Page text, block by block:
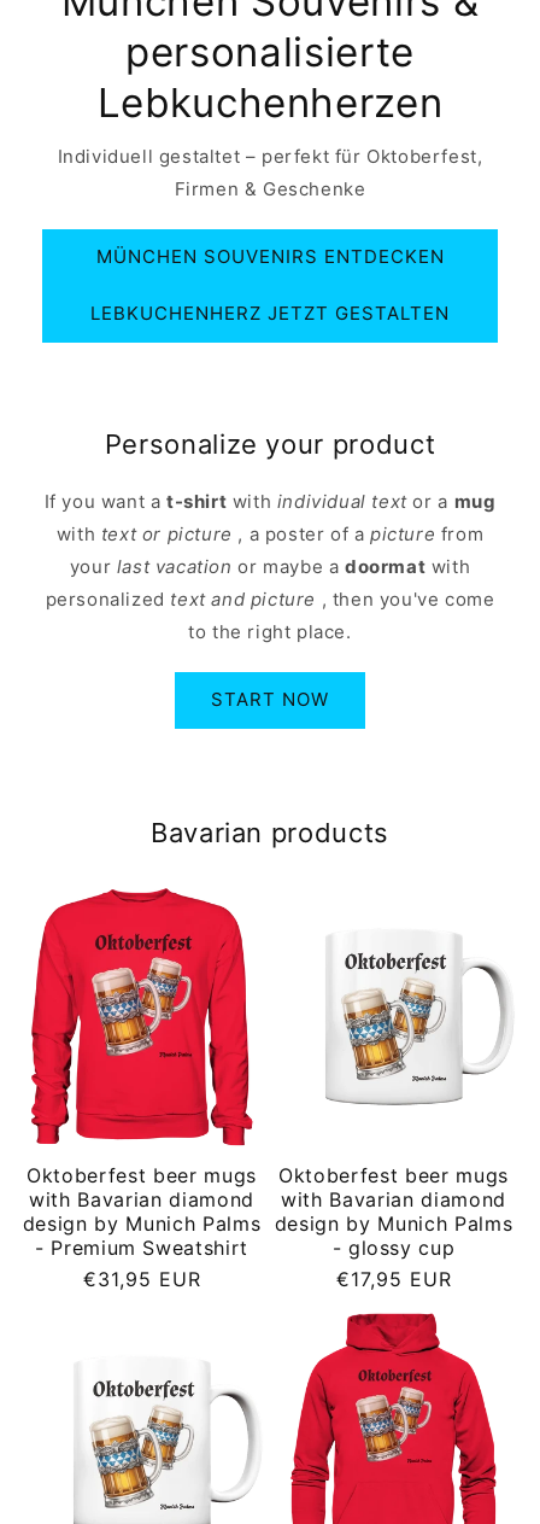
personalisierte
Lebkuchenherzen
Individuell gestaltet – perfekt für Oktoberfest,
Firmen & Geschenke
MÜNCHEN SOUVENIRS ENTDECKEN
LEBKUCHENHERZ JETZT GESTALTEN
Personalize your product
If you want at-shirt with individual textor a mug
with text or picture , a poster of a picture from
your last vacation or maybe a doormat with
personalized text and picture , then you've come
to the right place.
START NOW
Bavarian products
Oktoberfest beer mugs
with Bavarian diamond
design by Munich Palms
- Premium Sweatshirt
Regular
€31,95 EUR
Oktoberfest beer mugs
with Bavarian diamond
design by Munich Palms
- glossy cup
Regular
€17,95 EUR